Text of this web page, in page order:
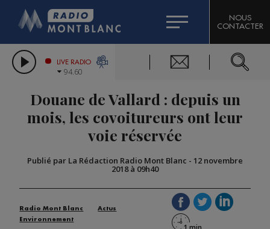
LES CHRONIQUES DE L'EXPERT
CITIZEN MACHINERY
GRAND MASSIF DOMAINES SKIABLES
BIGARD
COMPAGNIE DU MONT-BLANC
NOUS
CONTACTER
LIVE RADIO
94.60
Douane de Vallard : depuis un
mois, les covoitureurs ont leur
voie réservée
Publié par La Rédaction Radio Mont Blanc - 12 novembre
2018 à 09h40
Radio Mont Blanc
Actus
Environnement